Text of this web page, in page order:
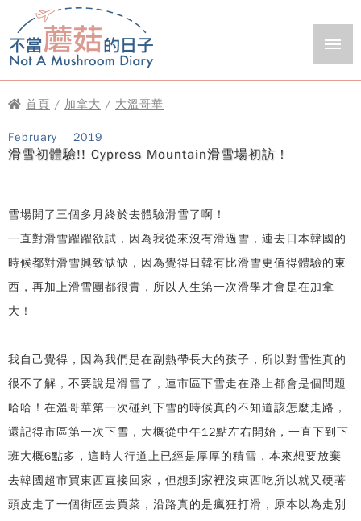
首頁 / 加拿大 / 大溫哥華
February 2019
滑雪初體驗!! Cypress Mountain滑雪場初訪！
雪場開了三個多月終於去體驗滑雪了啊！
一直對滑雪躍躍欲試，因為我從來沒有滑過雪，連去日本韓國的
時候都對滑雪興致缺缺，因為覺得日韓有比滑雪更值得體驗的東
西，再加上滑雪團都很貴，所以人生第一次滑學才會是在加拿
大！
我自己覺得，因為我們是在副熱帶長大的孩子，所以對雪性真的
很不了解，不要說是滑雪了，連市區下雪走在路上都會是個問題
哈哈！在溫哥華第一次碰到下雪的時候真的不知道該怎麼走路，
還記得市區第一次下雪，大概從中午12點左右開始，一直下到下
班大概6點多，這時人行道上已經是厚厚的積雪，本來想要放棄
去韓國超市買東西直接回家，但想到家裡沒東西吃所以就又硬著
頭皮走了一個街區去買菜，沿路真的是瘋狂打滑，原本以為走別